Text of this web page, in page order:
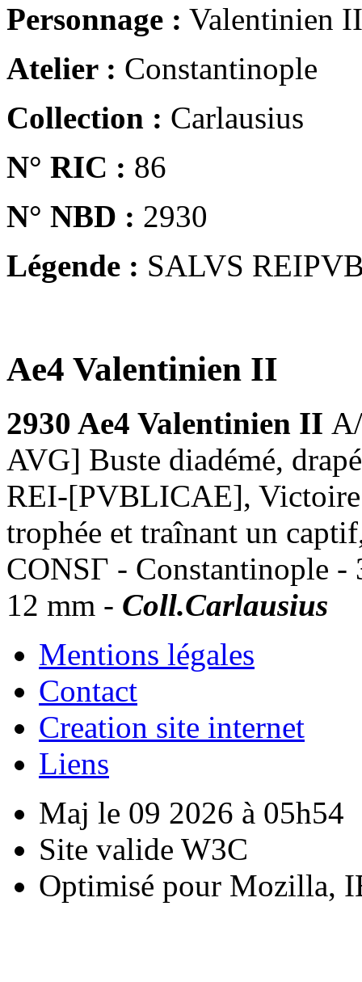
Personnage : Valentinien II
Atelier : Constantinople
Collection : Carlausius
N° RIC : 86
N° NBD : 2930
Légende : SALVS
Ae4 Valentinien II
2930 Ae4 Valentinien II
AVG] Buste diadémé,
REI-[PVBLICAE], Victoire
trophée et traînant un
CONSΓ - Constantinople
12 mm - Coll.Carlausius
Mentions légales
Contact
Creation site internet
Liens
Maj le 09 2026 à 05h54
Site valide W3C
Optimisé pour Mozilla,